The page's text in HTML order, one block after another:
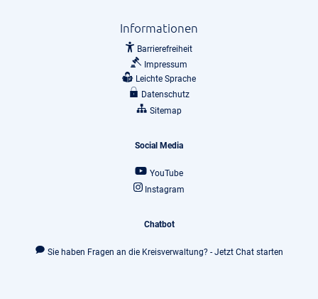
Informationen
Barrierefreiheit
Impressum
Leichte Sprache
Datenschutz
Sitemap
Social Media
YouTube
Instagram
Chatbot
Sie haben Fragen an die Kreisverwaltung? - Jetzt Chat starten